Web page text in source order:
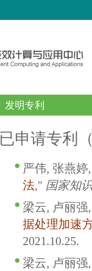
发明专利
已申请专利
严伟, 张燕
法," 国家知
梁云, 卢丽强
据处理加速
2021.10.25.
梁云, 卢丽强